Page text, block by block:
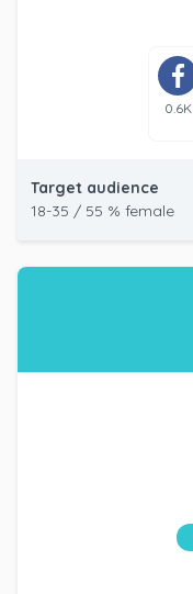
0.6K
Target audience
18-35 / 55 % female